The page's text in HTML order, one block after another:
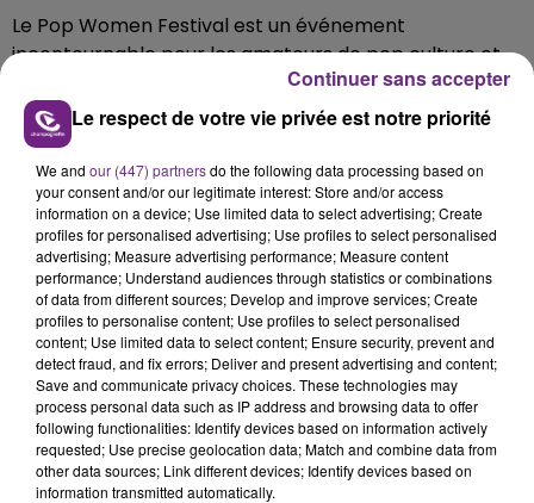
Le Pop Women Festival est un événement
incontournable pour les amateurs de pop culture et
Reims sera le lieu de rendez-vous des artistes, des
amateurs, des curieux et des passionnés de culture,
pour un moment d'échange et de partage pendant
trois jours.
Le programme complet est à retrouver ici :
https://www.popwomenfestival.com/programmation/
FIL D'ACTU
Le respect de votre vie privée est notre priorité
We and our (447) partnersdo the following data processing based on
your consent and/or our legitimate interest: Store and/or access
information on a device; Use limited data to select advertising; Create
profiles for personalised advertising; Use profiles to select personalised
advertising; Measure advertising performance; Measure content
performance; Understand audiences through statistics or combinations
of data from different sources; Develop and improve services; Create
profiles to personalise content; Use profiles to select personalised
content; Use limited data to select content; Ensure security, prevent and
detect fraud, and fix errors; Deliver and present advertising and content;
Save and communicate privacy choices. These technologies may
process personal data such as IP address and browsing data to offer
following functionalities: Identify devices based on information actively
requested; Use precise geolocation data; Match and combine data from
other data sources; Link different devices; Identify devices based on
information transmitted automatically.
Continuer sans accepter